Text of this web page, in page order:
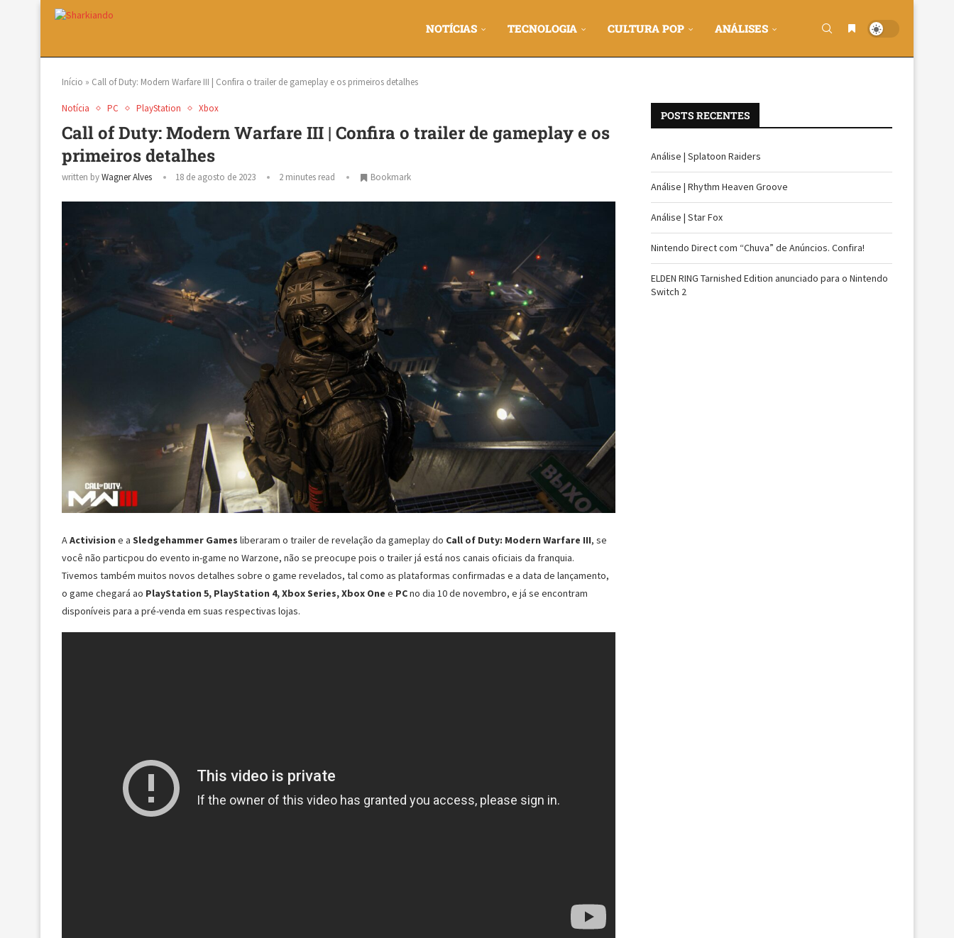
NOTÍCIAS TECNOLOGIA CULTURA POP ANÁLISES
Início » Call of Duty: Modern Warfare III | Confira o trailer de gameplay e os primeiros detalhes
Notícia PC PlayStation Xbox
Call of Duty: Modern Warfare III | Confira o trailer de gameplay e os
primeiros detalhes
written byWagner Alves 18 de agosto de 2023 2 minutes read Bookmark
AActivision e a Sledgehammer Games liberaram o trailer de revelação da gameplay do Call of Duty: Modern Warfare III, se
você não particpou do evento in-game no Warzone, não se preocupe pois o trailer já está nos canais oficiais da franquia.
Tivemos também muitos novos detalhes sobre o game revelados, tal como as plataformas confirmadas e a data de lançamento,
o game chegará ao PlayStation 5, PlayStation 4, Xbox Series, Xbox One e PCno dia 10 de novembro, e já se encontram
disponíveis para a pré-venda em suas respectivas lojas.
POSTS RECENTES
Análise | Splatoon Raiders
Análise | Rhythm Heaven Groove
Análise | Star Fox
Nintendo Direct com “Chuva” de Anúncios. Confira!
ELDEN RING Tarnished Edition anunciado para o Nintendo
Switch 2